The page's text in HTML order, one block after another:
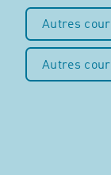
Autres
Autres